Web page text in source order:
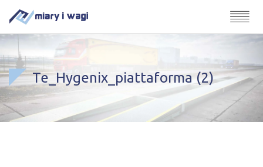
Te_Hygenix_piattaforma (2)